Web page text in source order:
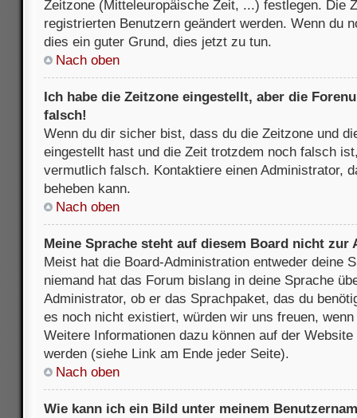
Zeitzone (Mitteleuropäische Zeit, ...) festlegen. Die
registrierten Benutzern geändert werden. Wenn du
dies ein guter Grund, dies jetzt zu tun.
Nach oben
Ich habe die Zeitzone eingestellt, aber die
falsch!
Wenn du dir sicher bist, dass du die Zeitzone und
eingestellt hast und die Zeit trotzdem noch falsch
vermutlich falsch. Kontaktiere einen Administrator,
beheben kann.
Nach oben
Meine Sprache steht auf diesem Board nicht zur
Meist hat die Board-Administration entweder deine
niemand hat das Forum bislang in deine Sprache
Administrator, ob er das Sprachpaket, das du
es noch nicht existiert, würden wir uns freuen,
Weitere Informationen dazu können auf der
werden (siehe Link am Ende jeder Seite).
Nach oben
Wie kann ich ein Bild unter meinem